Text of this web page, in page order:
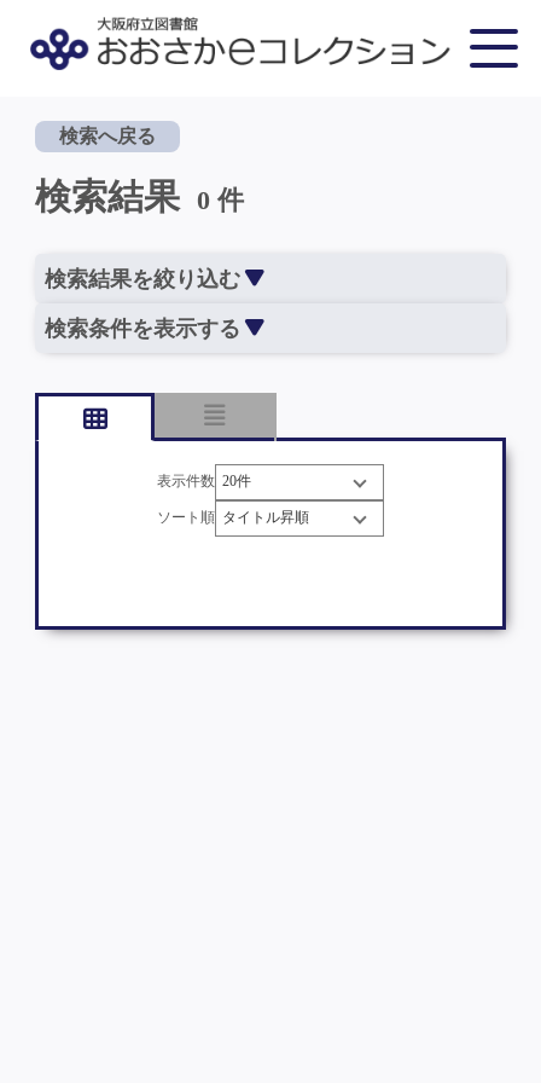
検索へ戻る
検索結果 0 件
検索結果を絞り込む
検索条件を表示する
表示件数
ソート順